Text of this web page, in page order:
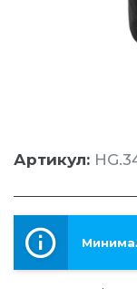
Артикул: